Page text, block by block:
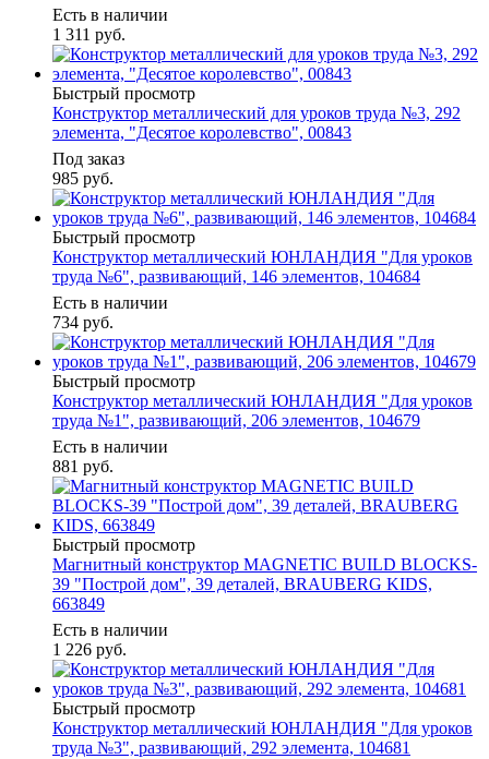
Есть в наличии
1 311 руб.
Быстрый просмотр
Конструктор металлический для уроков труда №3, 292
элемента, "Десятое королевство", 00843
Под заказ
985 руб.
Быстрый просмотр
Конструктор металлический ЮНЛАНДИЯ "Для уроков
труда №6", развивающий, 146 элементов, 104684
Есть в наличии
734 руб.
Быстрый просмотр
Конструктор металлический ЮНЛАНДИЯ "Для уроков
труда №1", развивающий, 206 элементов, 104679
Есть в наличии
881 руб.
Быстрый просмотр
Магнитный конструктор MAGNETIC BUILD BLOCKS-
39 "Построй дом", 39 деталей, BRAUBERG KIDS,
663849
Есть в наличии
1 226 руб.
Быстрый просмотр
Конструктор металлический ЮНЛАНДИЯ "Для уроков
труда №3", развивающий, 292 элемента, 104681